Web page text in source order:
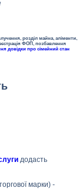
розділ майна, аліменти,
ФОП, позбавлення
довідки про сімейний стан
додасть
марки) -